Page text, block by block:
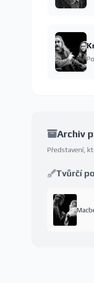
Archiv
Představení,
Tvůrčí